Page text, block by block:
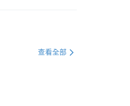
將交易相關給付款項請
查看全部